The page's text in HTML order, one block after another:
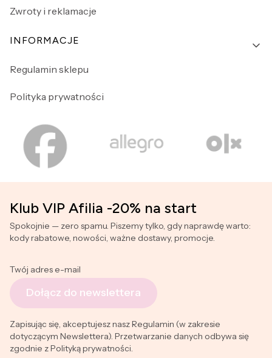
Zwroty i reklamacje
INFORMACJE
Regulamin sklepu
Polityka prywatności
Klub VIP Afilia -20% na start
Spokojnie — zero spamu. Piszemy tylko, gdy naprawdę warto:
kody rabatowe, nowości, ważne dostawy, promocje.
Twój adres e-mail
Dołącz do newslettera
Zapisując się, akceptujesz nasz Regulamin (w zakresie
dotyczącym Newslettera). Przetwarzanie danych odbywa się
zgodnie z Polityką prywatności.